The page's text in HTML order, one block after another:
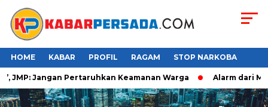
HOME KABAR PROFIL RAGAM STOP NARKOBA
Jangan Pertaruhkan Keamanan Warga Alarm dari